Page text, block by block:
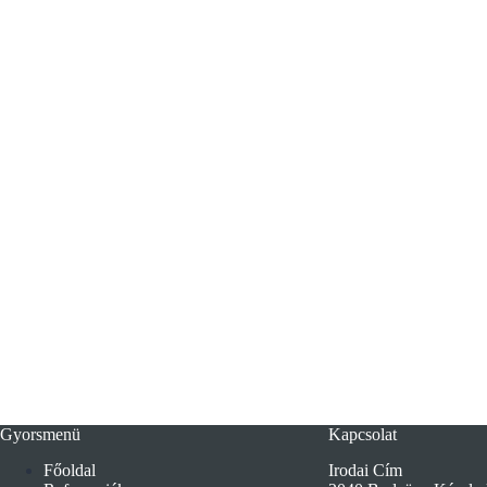
Gyorsmenü
Főoldal
Kapcsolat
Irodai Cím